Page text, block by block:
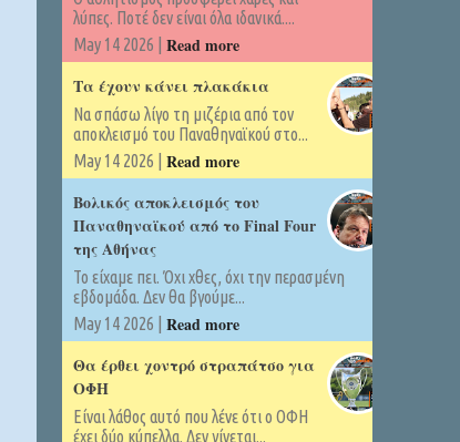
λύπες. Ποτέ δεν είναι όλα ιδανικά....
May 14 2026 | Read more
Τα έχουν κάνει πλακάκια
Να σπάσω λίγο τη μιζέρια από τον
αποκλεισμό του Παναθηναϊκού στο...
May 14 2026 | Read more
Βολικός αποκλεισμός του
Παναθηναϊκού από το Final Four
της Αθήνας
Το είχαμε πει. Όχι χθες, όχι την περασμένη
εβδομάδα. Δεν θα βγούμε...
May 14 2026 | Read more
Θα έρθει χοντρό στραπάτσο για
ΟΦΗ
Είναι λάθος αυτό που λένε ότι ο ΟΦΗ
έχει δύο κύπελλα. Δεν γίνεται...